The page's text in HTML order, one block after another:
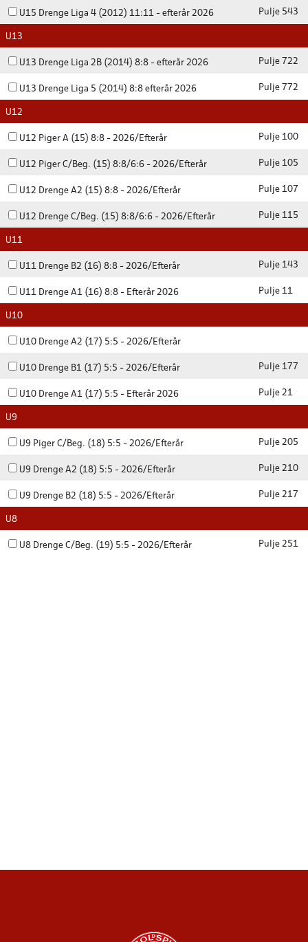
U15 Drenge Liga 4 (2012) 11:11 - efterår 2026 Pulje 543
U13
U13 Drenge Liga 2B (2014) 8:8 - efterår 2026 Pulje 722
U13 Drenge Liga 5 (2014) 8:8 efterår 2026 Pulje 772
U12
U12 Piger A (15) 8:8 - 2026/Efterår Pulje 100
U12 Piger C/Beg. (15) 8:8/6:6 - 2026/Efterår Pulje 105
U12 Drenge A2 (15) 8:8 - 2026/Efterår Pulje 107
U12 Drenge C/Beg. (15) 8:8/6:6 - 2026/Efterår Pulje 115
U11
U11 Drenge B2 (16) 8:8 - 2026/Efterår Pulje 143
U11 Drenge A1 (16) 8:8 - Efterår 2026 Pulje 11
U10
U10 Drenge A2 (17) 5:5 - 2026/Efterår
U10 Drenge B1 (17) 5:5 - 2026/Efterår Pulje 177
U10 Drenge A1 (17) 5:5 - Efterår 2026 Pulje 21
U9
U9 Piger C/Beg. (18) 5:5 - 2026/Efterår Pulje 205
U9 Drenge A2 (18) 5:5 - 2026/Efterår Pulje 210
U9 Drenge B2 (18) 5:5 - 2026/Efterår Pulje 217
U8
U8 Drenge C/Beg. (19) 5:5 - 2026/Efterår Pulje 251